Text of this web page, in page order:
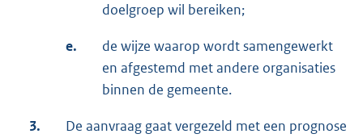
doelgroep wil bereiken;
e.
de wijze waarop wordt samengewerkt
en afgestemd met andere organisaties
binnen de gemeente.
3.
De aanvraag gaat vergezeld met een prognose